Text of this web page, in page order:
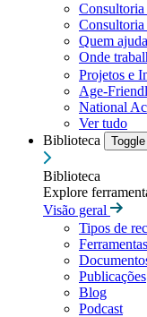
Consultoria
Consultoria
Quem
Onde
Projetos e
Age-
National
Ver tudo
Biblioteca
Biblioteca
Explore
Visão geral
Tipos de
Ferramentas
Publicações
Blog
Podcast